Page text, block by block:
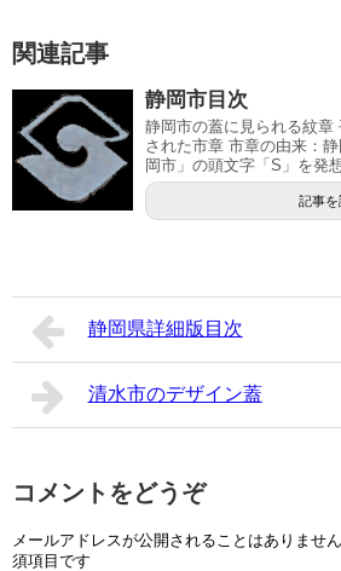
関連記事
静岡市目次
静岡市の蓋に見られる紋章
された市章 市章の由来：
岡市」の頭文字「S」を発
記事を
静岡県詳細版目次
清水市のデザイン蓋
コメントをどうぞ
メールアドレスが公開されることはありません
須項目です